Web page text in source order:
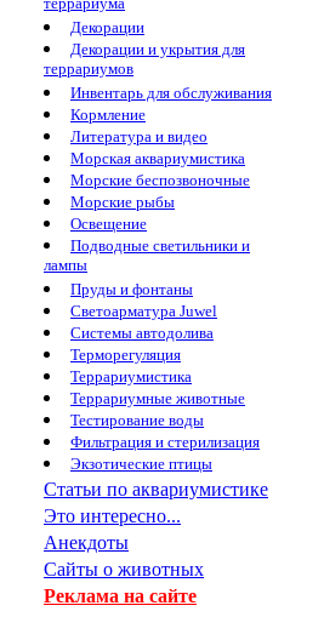
террариума
Декорации
Декорации и укрытия для
террариумов
Инвентарь для обслуживания
Кормление
Литература и видео
Морская аквариумистика
Морские беспозвоночные
Морские рыбы
Освещение
Подводные светильники и
лампы
Пруды и фонтаны
Светоарматура Juwel
Системы автодолива
Терморегуляция
Террариумистика
Террариумные животные
Тестирование воды
Фильтрация и стерилизация
Экзотические птицы
Статьи по аквариумистике
Это интересно...
Анекдоты
Сайты о животных
Реклама на сайте